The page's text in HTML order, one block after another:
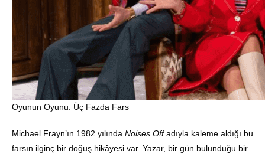
Oyunun Oyunu: Üç Fazda Fars
Michael Frayn’ın 1982 yılında Noises Offadıyla kaleme aldığı bu
farsın ilginç bir doğuş hikâyesi var. Yazar, bir gün bulunduğu bir